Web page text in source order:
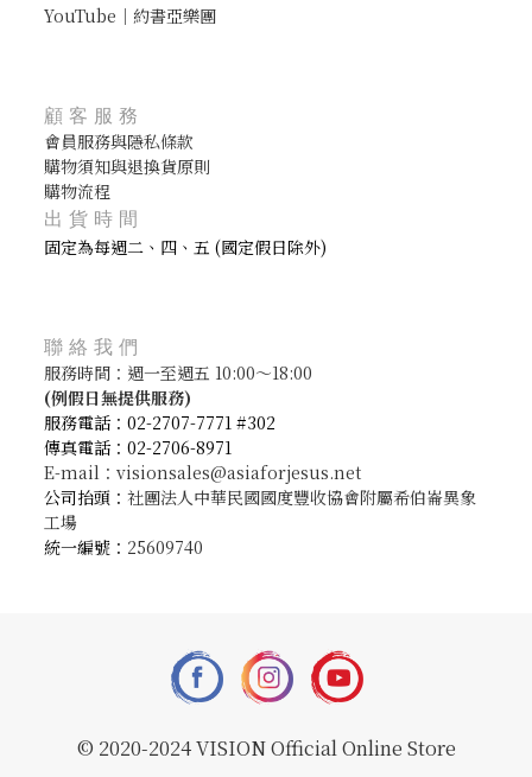
YouTube｜約書亞樂團
顧客服務
會員服務與隱私條款
購物須知與退換貨原則
購物流程
出貨時間
固定為每週二、四、五 (國定假日除外)
聯絡我們
服務時間：週一至週五 10:00～18:00
(例假日無提供服務)
服務電話：02-2707-7771 #302
傳真電話：02-2706-8971
E-mail：visionsales@asiaforjesus.net
公司抬頭： 社團法人中華民國國度豐收協會附屬希伯崙異象
工場
統一編號： 25609740
© 2020-2024 VISION Official Online Store